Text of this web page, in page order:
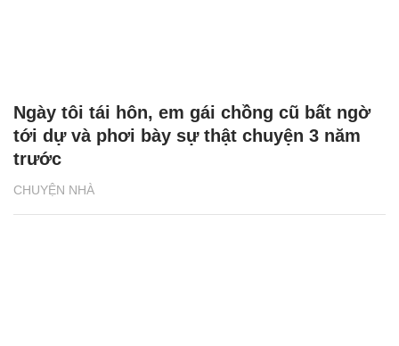
CHUYỆN NHÀ
Ngày tôi tái hôn, em gái chồng cũ bất ngờ
tới dự và phơi bày sự thật chuyện 3 năm
trước